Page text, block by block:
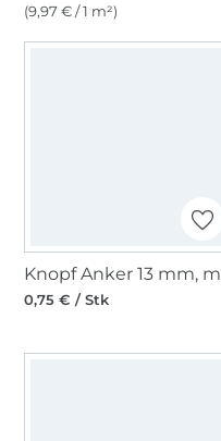
(9,97 € / 1 m²)
0,75 € / Stk